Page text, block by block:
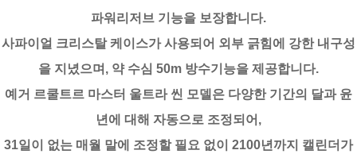
파워리저브 기능을 보장합니다.
사파이얼 크리스탈 케이스가 사용되어 외부 긁힘에 강한 내구성
을 지녔으며, 약 수심 50m 방수기능을 제공합니다.
예거 르쿨트르 마스터 울트라 씬 모델은 다양한 기간의 달과 윤
년에 대해 자동으로 조정되어,
31일이 없는 매월 말에 조정할 필요 없이 2100년까지 캘린더가